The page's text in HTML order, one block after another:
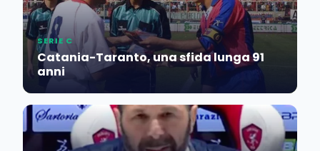
SERIE C
Catania-Taranto, una sfida lunga 91
anni